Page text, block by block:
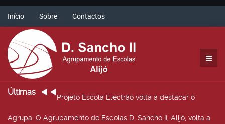
Início Sobre Contactos
Últimas
Projeto Escola Electrão volta a destacar o
Agrupa: O Agrupamento de Escolas D. Sancho II, Alijó, volta a